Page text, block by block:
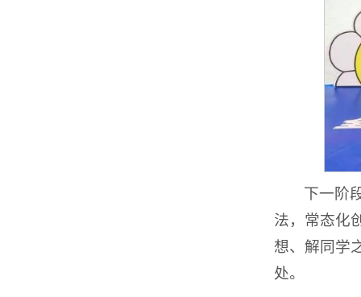
下一阶
法，常态化
想、解同学
处。